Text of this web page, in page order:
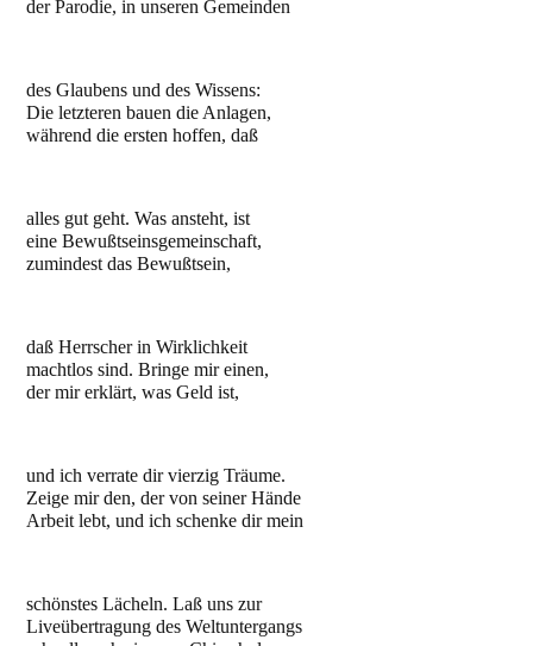
der Parodie, in unseren Gemeinden
des Glaubens und des Wissens:
Die letzteren bauen die Anlagen,
während die ersten hoffen, daß
alles gut geht. Was ansteht, ist
eine Bewußtseinsgemeinschaft,
zumindest das Bewußtsein,
daß Herrscher in Wirklichkeit
machtlos sind. Bringe mir einen,
der mir erklärt, was Geld ist,
und ich verrate dir vierzig Träume.
Zeige mir den, der von seiner Hände
Arbeit lebt, und ich schenke dir mein
schönstes Lächeln. Laß uns zur
Liveübertragung des Weltuntergangs